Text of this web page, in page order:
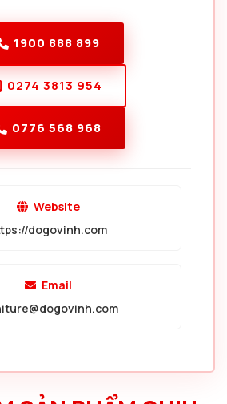
1900 888 899
0274 3813 954
0776 568 968
Website
dogovinh.com
Email